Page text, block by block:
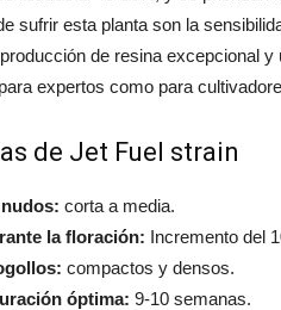
sufrir esta planta son la
de resina excepcional
expertos como para
de Jet Fuel strain
corta a media.
la floración: Incremento del
compactos y densos.
óptima: 9-10 semanas.